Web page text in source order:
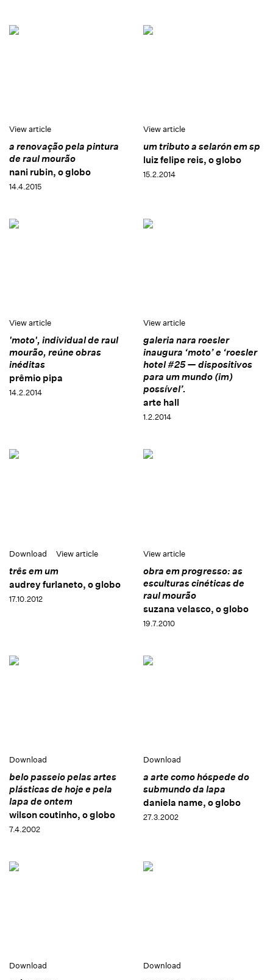
View article
a renovação pela pintura
de raul mourão
nani rubin, o globo
14.4.2015
View article
um tributo a selarón em sp
luiz felipe reis, o globo
15.2.2014
View article
'moto', individual de raul
mourão, reúne obras
inéditas
prêmio pipa
14.2.2014
View article
galeria nara roesler
inaugura ‘moto’ e ‘roesler
hotel #25 — dispositivos
para um mundo (im)
possível’.
arte hall
1.2.2014
Download View article
três em um
audrey furlaneto, o globo
17.10.2012
View article
obra em progresso: as
esculturas cinéticas de
raul mourão
suzana velasco, o globo
19.7.2010
Download
belo passeio pelas artes
plásticas de hoje e pela
lapa de ontem
wilson coutinho, o globo
7.4.2002
Download
a arte como hóspede do
submundo da lapa
daniela name, o globo
27.3.2002
Download Download